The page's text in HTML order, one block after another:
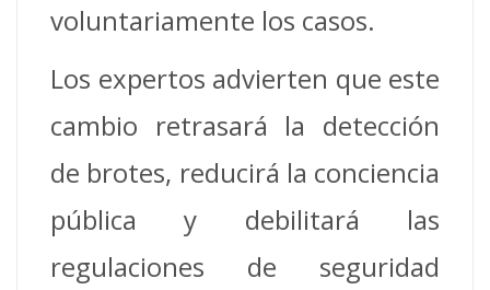
voluntariamente los casos.
Los expertos advierten que este
cambio retrasará la detección
de brotes, reducirá la conciencia
pública y debilitará las
regulaciones de seguridad